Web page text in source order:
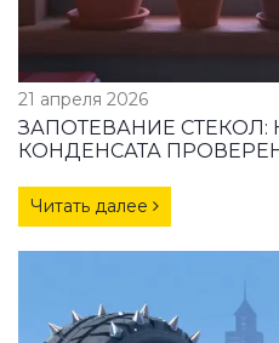
21 апреля 2026
ЗАПОТЕВАНИЕ СТЕКОЛ:
КОНДЕНСАТА
Читать далее